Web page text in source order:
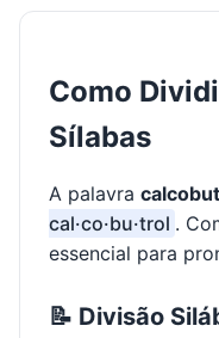
Como
Sílabas
A palavra
cal·co·bu·trol .
essencial para
📝 Divisão